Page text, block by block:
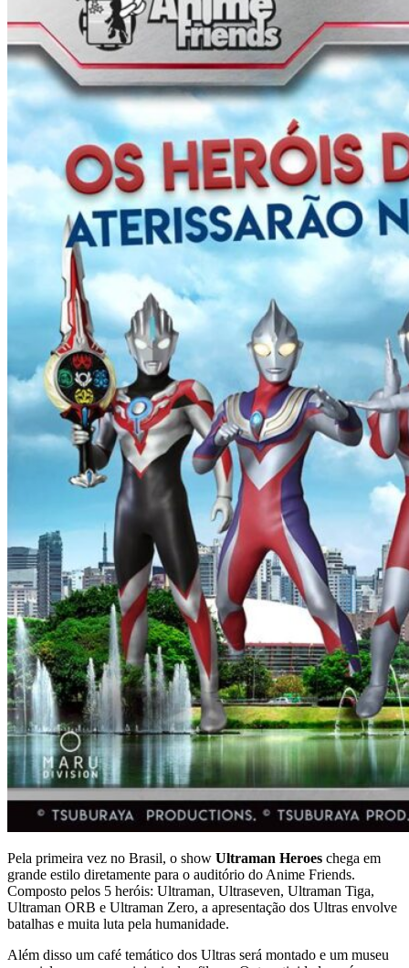
Pela primeira vez no Brasil, o show Ultraman Heroes chega em
grande estilo diretamente para o auditório do Anime Friends.
Composto pelos 5 heróis: Ultraman, Ultraseven, Ultraman Tiga,
Ultraman ORB e Ultraman Zero, a apresentação dos Ultras envolve
batalhas e muita luta pela humanidade.
Além disso um café temático dos Ultras será montado e um museu